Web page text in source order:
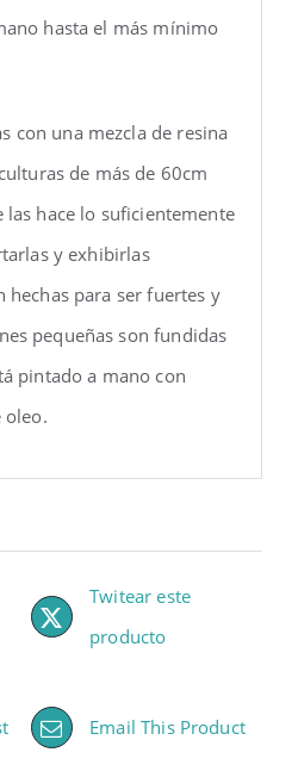
hasta el más mínimo
con una mezcla de resina
de más de 60cm
las hace lo suficientemente
y exhibirlas
hechas para ser fuertes y
pequeñas son fundidas
pintado a mano con
oleo.
Twitear este
producto
Email This Product